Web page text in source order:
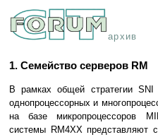
архив
1. Семейство серверов RM
В рамках общей стратегии
однопроцессорных и
на базе микропроцессоров
системы RM4XX представляют